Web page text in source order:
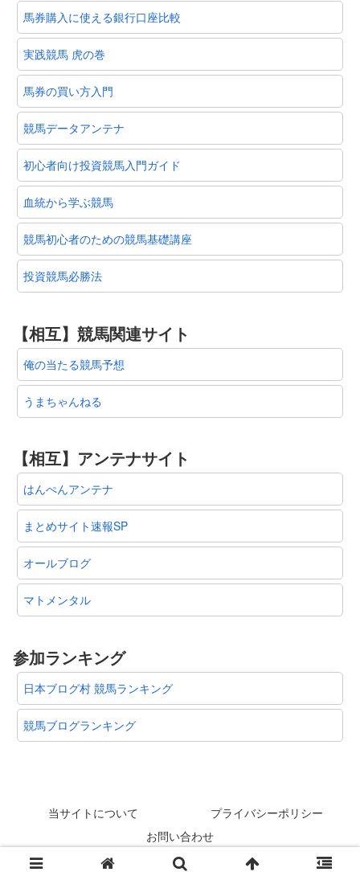
馬券購入に使える銀行口座比較
実践競馬 虎の巻
馬券の買い方入門
競馬データアンテナ
初心者向け投資競馬入門ガイド
血統から学ぶ競馬
競馬初心者のための競馬基礎講座
投資競馬必勝法
【相互】競馬関連サイト
俺の当たる競馬予想
うまちゃんねる
【相互】アンテナサイト
はんぺんアンテナ
まとめサイト速報SP
オールブログ
マトメンタル
参加ランキング
日本ブログ村 競馬ランキング
競馬ブログランキング
当サイトについて
プライバシーポリシー
お問い合わせ
© 2012-2026 スタリオン速報 @競馬板まとめ.